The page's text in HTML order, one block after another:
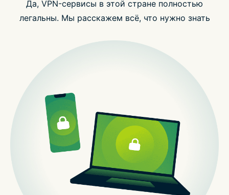
Да, VPN-сервисы в этой стране полностью
легальны. Мы расскажем всё, что нужно знать